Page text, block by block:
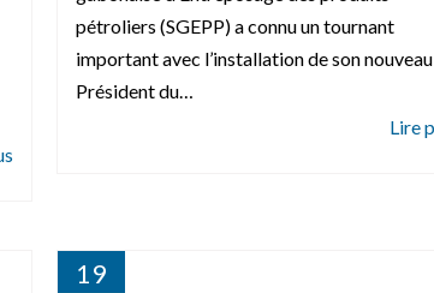
pétroliers (SGEPP) a connu un tournant
important avec l’installation de son nouveau
Président du…
19